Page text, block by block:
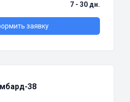
7 - 30 дн.
заявку
38